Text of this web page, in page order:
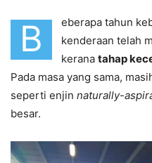
B
eberapa tahun
kenderaan telah
kerana tahap
Pada masa yang sama,
seperti enjin naturally-
besar.